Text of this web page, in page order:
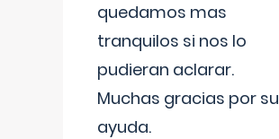
quedamos mas
tranquilos si nos lo
pudieran aclarar.
Muchas gracias por su
ayuda.